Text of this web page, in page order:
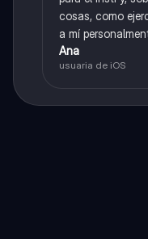
cosas, como
a mí
Ana
usuaria de iOS